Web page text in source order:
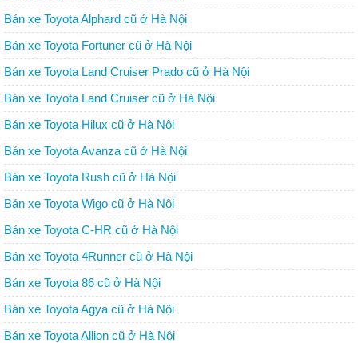
Bán xe Toyota Alphard cũ ở Hà Nội
Bán xe Toyota Fortuner cũ ở Hà Nội
Bán xe Toyota Land Cruiser Prado cũ ở Hà Nội
Bán xe Toyota Land Cruiser cũ ở Hà Nội
Bán xe Toyota Hilux cũ ở Hà Nội
Bán xe Toyota Avanza cũ ở Hà Nội
Bán xe Toyota Rush cũ ở Hà Nội
Bán xe Toyota Wigo cũ ở Hà Nội
Bán xe Toyota C-HR cũ ở Hà Nội
Bán xe Toyota 4Runner cũ ở Hà Nội
Bán xe Toyota 86 cũ ở Hà Nội
Bán xe Toyota Agya cũ ở Hà Nội
Bán xe Toyota Allion cũ ở Hà Nội